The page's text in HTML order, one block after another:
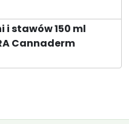
zł.
i stawów 150 ml
Cannaderm